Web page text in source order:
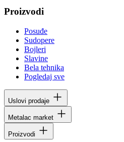
Proizvodi
Posuđe
Sudopere
Bojleri
Slavine
Bela tehnika
Pogledaj sve
Uslovi prodaje
Metalac market
Proizvodi